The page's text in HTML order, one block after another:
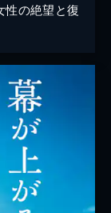
性の絶望と復